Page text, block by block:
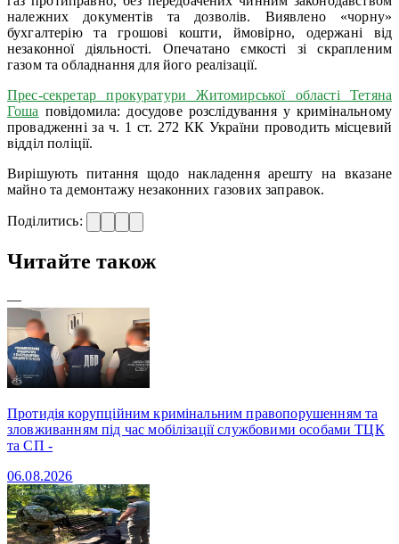
належних документів та дозволів. Виявлено «чорну»
бухгалтерію та грошові кошти, ймовірно, одержані від
незаконної діяльності. Опечатано ємкості зі скрапленим
газом та обладнання для його реалізації.
Прес-секретар прокуратури Житомирської області Тетяна
Гоша повідомила: досудове розслідування у кримінальному
провадженні за ч. 1 ст. 272 КК України проводить місцевий
відділ поліції.
Вирішують питання щодо накладення арешту на вказане
майно та демонтажу незаконних газових заправок.
Поділитись:
Читайте також
—
Протидія корупційним кримінальним правопорушенням та
зловживанням під час мобілізації службовими особами ТЦК
та СП -
06.08.2026